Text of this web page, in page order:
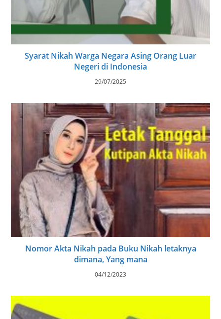
Syarat Nikah Warga Negara Asing Orang Luar
Negeri di Indonesia
29/07/2025
Nomor Akta Nikah pada Buku Nikah letaknya
dimana, Yang mana
04/12/2023